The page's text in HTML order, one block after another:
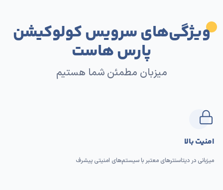
ویژگی‌های سرویس کولوکیشن
پارس هاست
میزبان مطمئن شما هستیم
امنیت بالا
میزبانی در دیتاسنترهای معتبر با سیستم‌های امنیتی پیشرف